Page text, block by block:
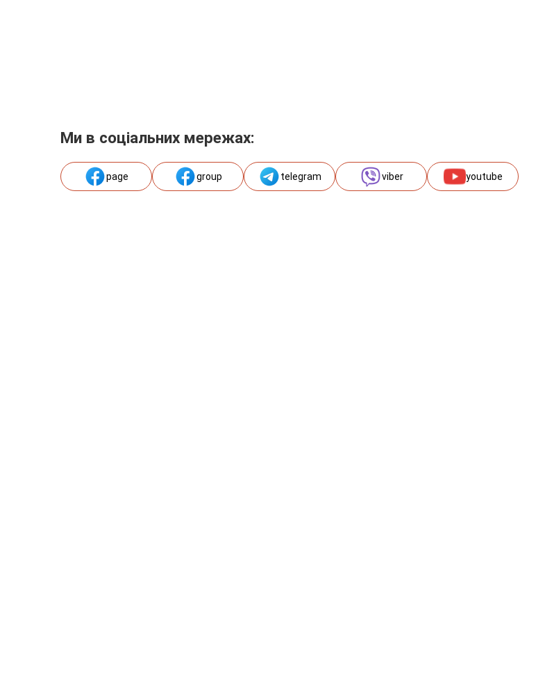
Ми в соціальних мережах:
page group telegram viber youtube